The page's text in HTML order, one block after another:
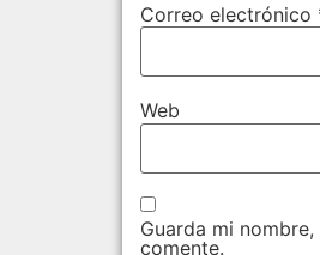
Correo electrónico
Web
Guarda mi
comente.